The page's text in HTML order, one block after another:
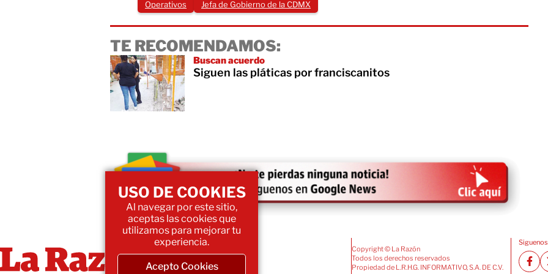
Operativos
Jefa de Gobierno de la CDMX
TE RECOMENDAMOS:
Buscan acuerdo
Siguen las pláticas por franciscanitos
Copyright © La Razón
Todos los derechos reservados
Propiedad de L.R.H.G. INFORMATIVO, S.A. DE C.V.
USO DE COOKIES
Al navegar por este sitio,
aceptas las cookies que
utilizamos para mejorar tu
experiencia.
Acepto Cookies